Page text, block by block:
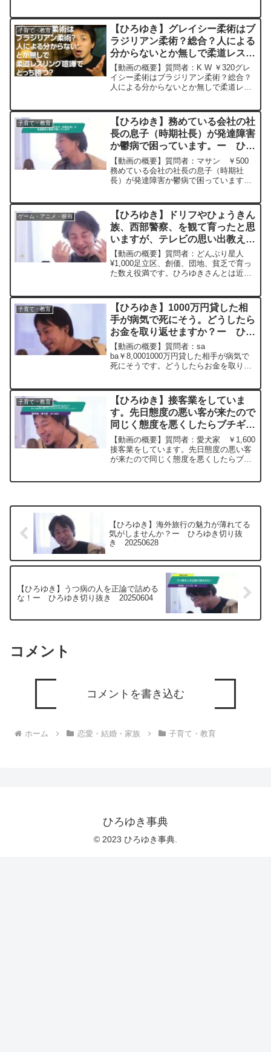
さんの動画で、寄せられた質問につい
て、一...
子育て・教育
【ひろゆき】グレイシー柔術はブ
ラジリアン柔術？総合？人による
分からないとか無しで柔道レスリ
ング喧嘩でどっち勝つ？ー ひろ
ゆき切り抜き 20251008
【動画の概要】質問者：K W ￥320グレ
イシー柔術はブラジリアン柔術？総合？
人による分からないとか無しで柔道レス
GUINNESS WEST INDIES PORT...
子育て・教育
【ひろゆき】務めている会社の社
長の息子（時期社長）が発達障害
か鬱病で困っています。ー ひろ
ゆき切り抜き 20240404
【動画の概要】質問者：マサン ￥500
務めている会社の社長の息子（時期社
長）が発達障害か鬱病で困っています。
が優秀ならなんとかなると思いますがひ
ろゆきさんはどう思います...
ゲーム・アニメ・映画
【ひろゆき】ドリフやひょうきん
族、西部警察、を観て育ったと思
いますが、テレビの思い出教えて
くださいー ひろゆき切り抜き
20241013
【動画の概要】質問者：どんぶり星人
¥1,000足立区、創価、団地、貧乏で育っ
た数え役満です。ひろゆきさんとは近い
団あたりを観て育ったと思いますが、あ
の時代イケイケドン...
子育て・教育
【ひろゆき】1000万円貸した相
手が病気で死にそう。どうしたら
お金を取り返せますか？ー ひろ
ゆき切り抜き 20230728
【動画の概要】質問者：sa
ba￥8,0001000万円貸した相手が病気で
死にそうです。どうしたらお金を取り返
ニック障害があるかで連帯保証人にする
のを拒否、収入の低い...
子育て・教育
【ひろゆき】接客業をしていま
す。先日態度の悪い客が来たので
同じく態度を悪くしたらブチギレ
られました。このような偉そうな
客は言い返すとキチガイみたいに
ブチギレるのでしょうか？ー
【動画の概要】質問者：愛犬家 ￥1,600
接客業をしています。先日態度の悪い客
が来たので同じく態度を悪くしたらブチ
【ひろゆき】海外旅行の魅力が薄れてる
気がしませんか？ー ひろゆき切り抜
き 20250628
【ひろゆき】うつ病の人を正論で詰める
な！ー ひろゆき切り抜き 20250604
コメント
コメントを書き込む
ホーム 恋愛・結婚・家族 子育て・教育
ひろゆき事典
© 2023 ひろゆき事典.